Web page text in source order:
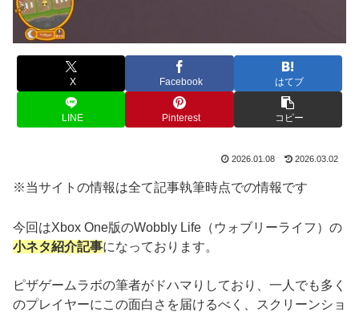
X Facebook はてブ
LINE Pinterest コピー
2026.01.08 2026.03.02
※当サイトの情報は全て記事執筆時点での情報です
今回はXbox One版のWobbly Life（ウォブリーライフ）の
小ネタ紹介記事になっております。
ピザゲームラボの筆者がドハマりしており、一人でも多く
のプレイヤーにこの面白さを届けるべく、スクリーンショ